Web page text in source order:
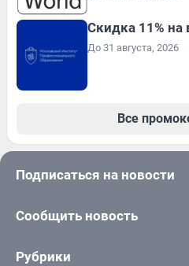
Скидка 11% на
До 31 августа, 2026
Все
Подписаться на новости
Сообщить новость
Рубрики